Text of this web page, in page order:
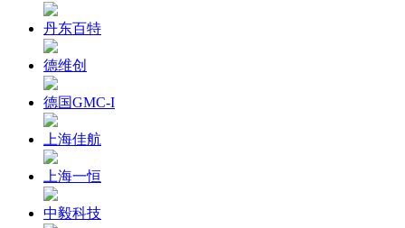
丹东百特
德维创
德国GMC-I
上海佳航
上海一恒
中毅科技